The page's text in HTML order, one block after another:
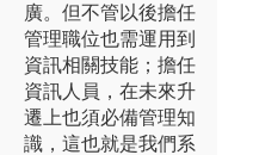
廣。但不管以後擔任
管理職位也需運用到
資訊相關技能；擔任
資訊人員，在未來升
遷上也須必備管理知
識，這也就是我們系